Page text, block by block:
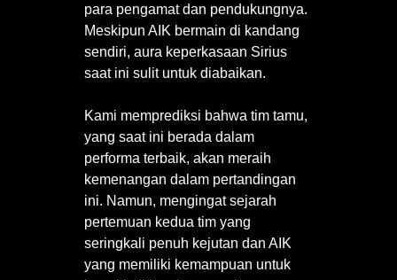
para pengamat dan pendukungnya.
Meskipun AIK bermain di kandang
sendiri, aura keperkasaan Sirius
saat ini sulit untuk diabaikan.
Kami memprediksi bahwa tim tamu,
yang saat ini berada dalam
performa terbaik, akan meraih
kemenangan dalam pertandingan
ini. Namun, mengingat sejarah
pertemuan kedua tim yang
seringkali penuh kejutan dan AIK
yang memiliki kemampuan untuk